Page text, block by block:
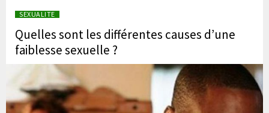
SEXUALITE
Quelles sont les différentes causes d’une
faiblesse sexuelle ?